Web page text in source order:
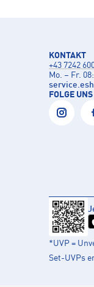
KONTAKT
+43 7242
Mo. – Fr.
FOLGE UNS
*UVP =
Set-UVPs